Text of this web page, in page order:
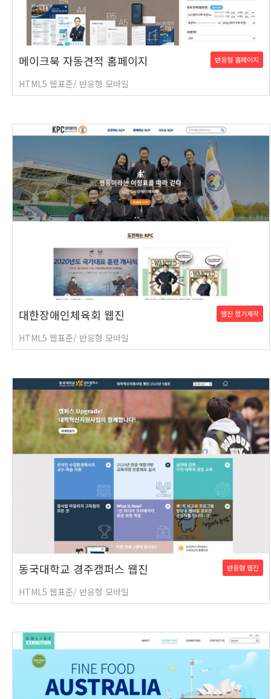
메이크북 자동견적 홈페이지 반응형 홈페이지
HTML5 웹표준/ 반응형 모바일
대한장애인체육회 웹진 웹진 정기제작
HTML5 웹표준/ 반응형 모바일
동국대학교 경주캠퍼스 웹진 반응형 웹진
HTML5 웹표준/ 반응형 모바일